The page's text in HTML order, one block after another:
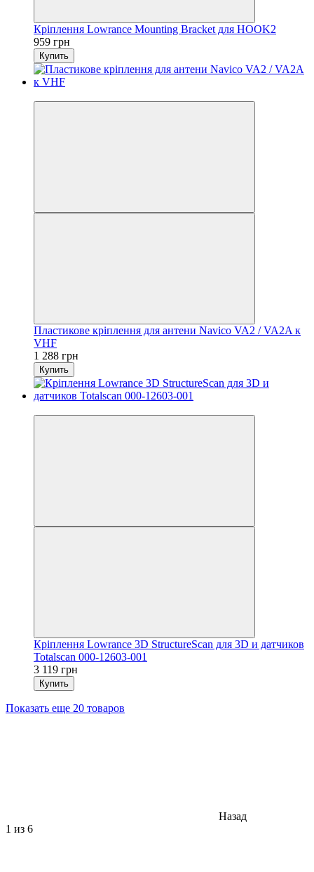
Кріплення Lowrance Mounting Bracket для HOOK2
959 грн
Купить
Пластикове кріплення для антени Navico VA2 / VA2A к
VHF
1 288 грн
Купить
Кріплення Lowrance 3D StructureScan для 3D и датчиков
Totalscan 000-12603-001
3 119 грн
Купить
Показать еще 20 товаров
Назад
1 из 6